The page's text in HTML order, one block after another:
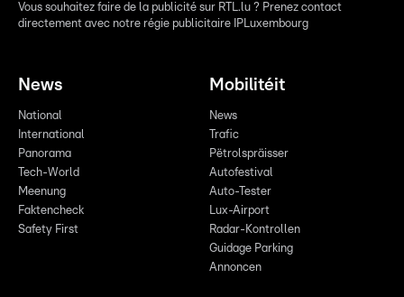
Vous souhaitez faire de la publicité sur RTL.lu ? Prenez contact
directement avec notre régie publicitaire IPLuxembourg
News
National
International
Panorama
Tech-World
Meenung
Faktencheck
Safety First
Mobilitéit
News
Trafic
Pëtrolspräisser
Autofestival
Auto-Tester
Lux-Airport
Radar-Kontrollen
Guidage Parking
Annoncen